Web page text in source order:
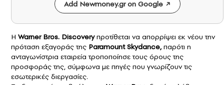
Add Newmoney.gr on Google
Η Warner Bros. Discoveryπροτίθεται να απορρίψει εκ νέου την
πρόταση εξαγοράς της Paramount Skydance,παρότι η
ανταγωνίστρια εταιρεία τροποποίησε τους όρους της
προσφοράς της, σύμφωνα με πηγές που γνωρίζουν τις
εσωτερικές διεργασίες.